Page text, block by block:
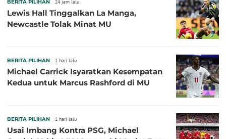
BERITA PILIHAN 24 jam lalu
Lewis Hall Tinggalkan La Manga,
Newcastle Tolak Minat MU
BERITA PILIHAN 1 hari lalu
Michael Carrick Isyaratkan Kesempatan
Kedua untuk Marcus Rashford di MU
BERITA PILIHAN 1 hari lalu
Usai Imbang Kontra PSG, Michael